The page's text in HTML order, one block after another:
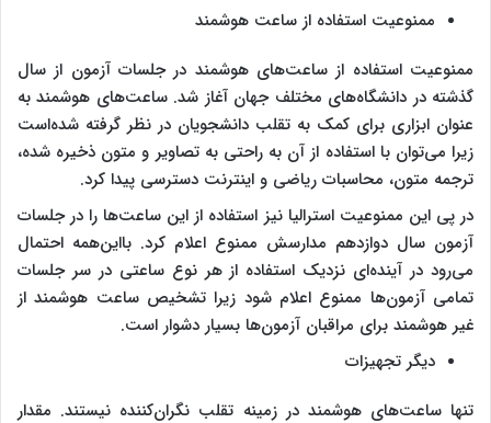
ممنوعیت استفاده از ساعت هوشمند
ممنوعیت استفاده از ساعت‌های هوشمند در جلسات آزمون از سال
گذشته در دانشگاه‌های مختلف جهان آغاز شد. ساعت‌های هوشمند به
عنوان ابزاری برای کمک به تقلب دانشجویان در نظر گرفته شده‌است
زیرا می‌توان با استفاده از آن به راحتی به تصاویر و متون ذخیره شده،
ترجمه متون، محاسبات ریاضی و اینترنت دسترسی پیدا کرد.
در پی این ممنوعیت استرالیا نیز استفاده از این ساعت‌ها را در جلسات
آزمون سال دوازدهم مدارسش ممنوع اعلام کرد. بااین‌همه احتمال
می‌رود در آینده‌ای نزدیک استفاده از هر نوع ساعتی در سر جلسات
تمامی آزمون‌ها ممنوع اعلام شود زیرا تشخیص ساعت هوشمند از
غیر هوشمند برای مراقبان آزمون‌ها بسیار دشوار است.
دیگر تجهیزات
تنها ساعت‌های هوشمند در زمینه تقلب نگران‌کننده نیستند. مقدار